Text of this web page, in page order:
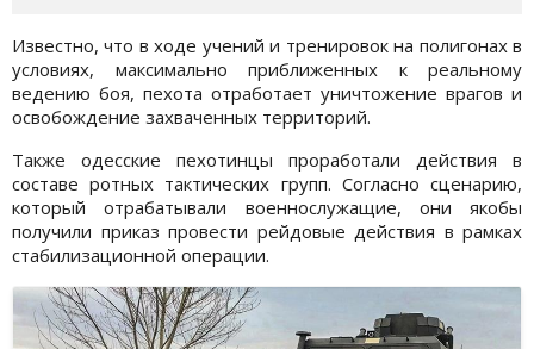
Известно, что в ходе учений и тренировок на полигонах в
условиях, максимально приближенных к реальному
ведению боя, пехота отработает уничтожение врагов и
освобождение захваченных территорий.
Также одесские пехотинцы проработали действия в
составе ротных тактических групп. Согласно сценарию,
который отрабатывали военнослужащие, они якобы
получили приказ провести рейдовые действия в рамках
стабилизационной операции.